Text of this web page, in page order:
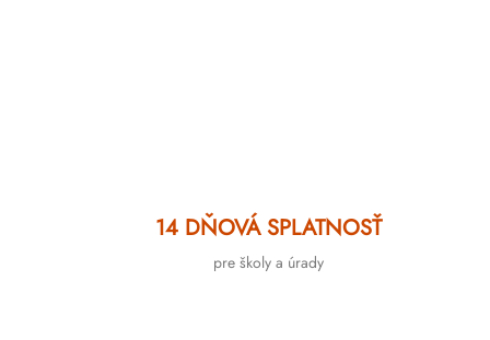
14 DŇOVÁ SPLATNOSŤ
pre školy a úrady